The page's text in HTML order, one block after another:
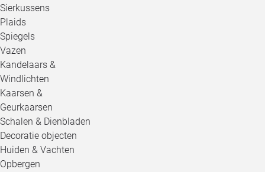
Sierkussens
Plaids
Spiegels
Vazen
Kandelaars &
Windlichten
Kaarsen &
Geurkaarsen
Schalen & Dienbladen
Decoratie objecten
Huiden & Vachten
Opbergen